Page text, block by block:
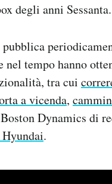
degli anni Sessanta.
nel tempo hanno
tra cui
a vicenda,
Dynamics di
.